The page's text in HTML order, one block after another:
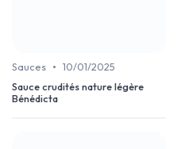
Sauces • 10/01/2025
Sauce crudités nature légère
Bénédicta